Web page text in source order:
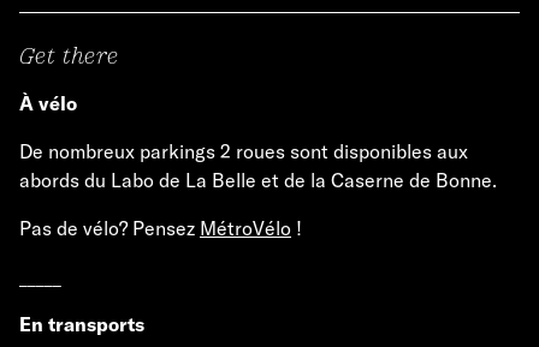
Get there
À vélo
De nombreux parkings 2 roues sont disponibles aux
abords du Labo de La Belle et de la Caserne de Bonne.
Pas de vélo? Pensez MétroVélo !
En transports